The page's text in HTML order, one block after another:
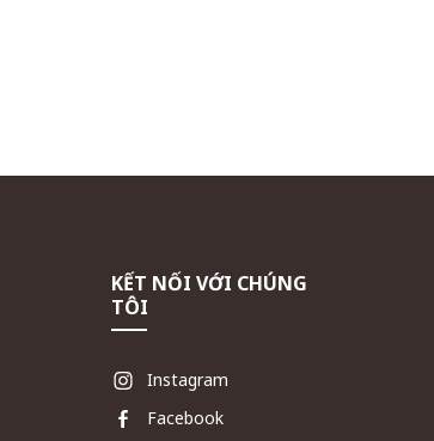
KẾT NỐI VỚI CHÚNG
TÔI
Instagram
Facebook